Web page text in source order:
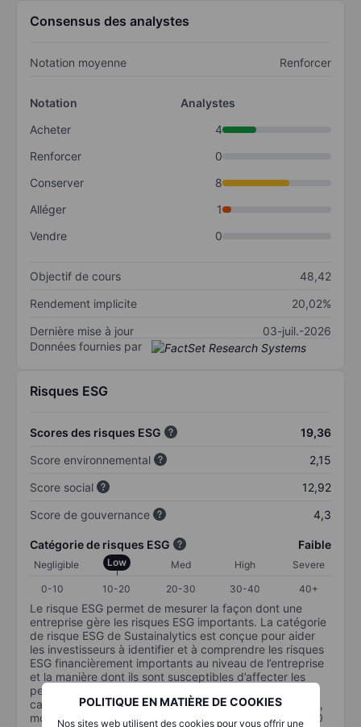
POLITIQUE EN MATIÈRE DE COOKIES
Nos sites web utilisent des cookies pour vous offrir une
Consensus des analystes
Notation moyenne Renforcer
Notation
Analystes
Acheter
4
Renforcer
0
Conserver
8
Alléger
1
Vendre
0
Objectif de cours
48,42
Rendement implicite
20,02%
Dernière mise à jour
03-juil.-2026
Données fournies par
Risques ESG
Scores des risques ESG
19,36
Score environnemental
2,15
Score social
12,92
Score de gouvernance
4,3
Catégorie de risques ESG Faible
Negligible Low Med High
Severe
0-10
10-20 20-30 30-40 40+
Le risque ESG permet de mesurer la façon dont une
entreprise gère les risques ESG importants. La catégorie
de risque ESG de Sustainalytics est conçue pour aider
les investisseurs à identifier et à comprendre les risques
ESG financièrement importants au niveau de l’entreprise
et la manière dont ils sont susceptibles d’affecter les
performances à long terme des investissements en
capital. L’échelle va de 0 à 100. Plus le risque est faible,
moins il est important (0 équivaut à aucun risque et 100